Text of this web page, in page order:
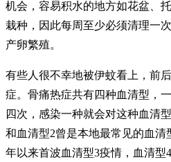
机会，容易积水的地方如花盆、
栽种，因此每周至少必须清理一
产卵繁殖。
有些人很不幸地被伊蚊看上，前
症。骨痛热症共有四种血清型，
四次，感染一种就会对这种血清
和血清型2曾是本地最常见的血清
年以来首波血清型3疫情，血清型